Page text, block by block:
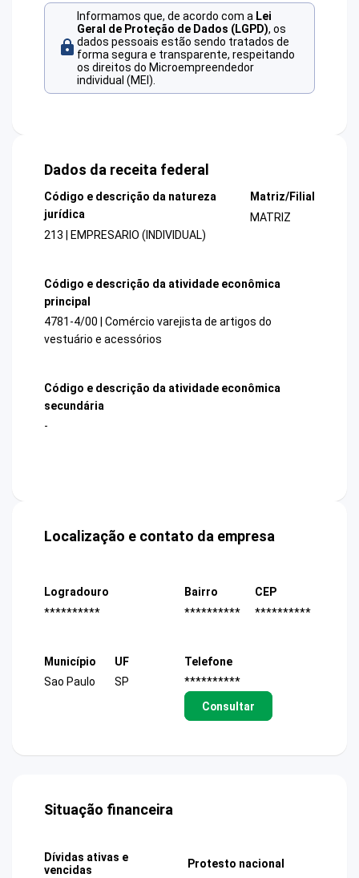
Informamos que, de acordo com a Lei
Geral de Proteção de Dados (LGPD), os
dados pessoais estão sendo tratados de
forma segura e transparente, respeitando
os direitos do Microempreendedor
individual (MEI).
Dados da receita federal
Código e descrição da natureza
jurídica
213 | EMPRESARIO (INDIVIDUAL)
Matriz/Filial
MATRIZ
Código e descrição da atividade econômica
principal
4781-4/00 | Comércio varejista de artigos do
vestuário e acessórios
Código e descrição da atividade econômica
secundária
-
Localização e contato da empresa
Logradouro
**********
Bairro
**********
CEP
**********
Município
Sao Paulo
UF
SP
Telefone
**********
Consultar
Situação financeira
Dívidas ativas e
vencidas
Protesto nacional